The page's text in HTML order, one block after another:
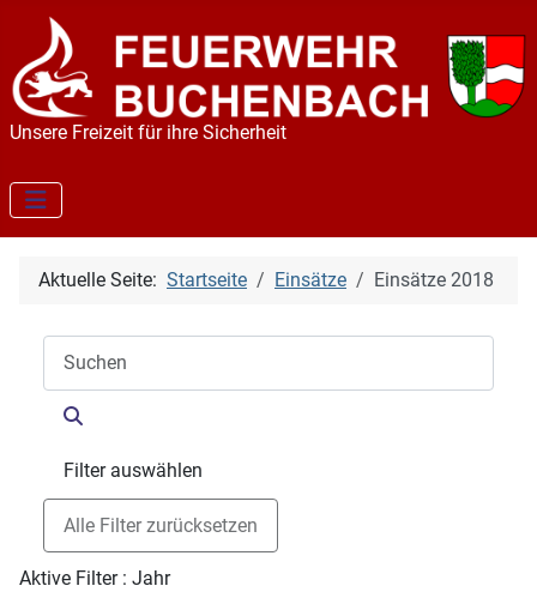
Unsere Freizeit für ihre Sicherheit
Aktuelle Seite: Startseite Einsätze Einsätze 2018
Filter auswählen
Alle Filter zurücksetzen
Aktive Filter : Jahr